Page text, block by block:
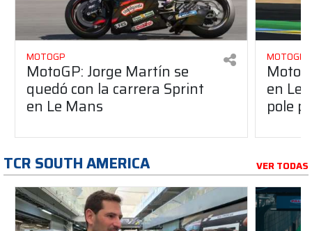
MOTOGP
MotoGP: Jorge Martín se
quedó con la carrera Sprint
en Le Mans
MOTOGP
en Le
pole
TCR SOUTH AMERICA VER TODAS